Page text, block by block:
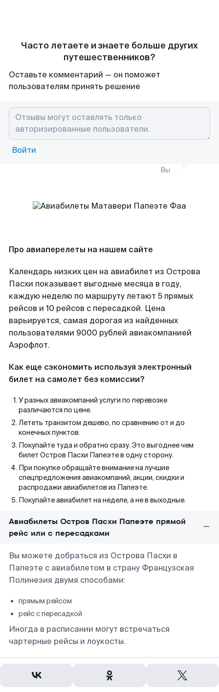
Часто летаете и знаете больше других
путешественников?
Оставьте комментарий — он поможет
пользователям принять решение
Войти
Вы
Про авиаперелеты на нашем сайте
Календарь низких цен на авиабилет из Острова
Пасхи показывает выгодные месяца в году,
каждую неделю по маршруту летают 5 прямых
рейсов и 10 рейсов с пересадкой. Цена
варьируется, самая дорогая из найденных
пользователями 9000 рублей авиакомпанией
Аэрофлот.
Как еще сэкономить используя электронный
билет на самолет без комиссии?
У разных авиакомпаний услуги по перевозке
различаются по цене.
Лететь транзитом дешево, по сравнению от и до
конечных пунктов.
Покупайте туда и обратно сразу. Это выгоднее чем
билет Остров Пасхи Папеэте в одну сторону.
При покупке обращайте внимание на лучшие
спецпредложения авиакомпаний, акции, скидки и
распродажи авиабилетов из Папеэте.
Покупайте авиабилет на неделе, а не в выходные.
Авиабилеты Остров Пасхи Папеэте прямой
рейс или с пересадками
Вы можете добраться из Острова Пасхи в
Папеэте с авиабилетом в страну Французская
Полинезия двумя способами:
прямым рейсом
рейс с пересадкой
Иногда в расписании могут встречаться
чартерные рейсы и лоукосты.